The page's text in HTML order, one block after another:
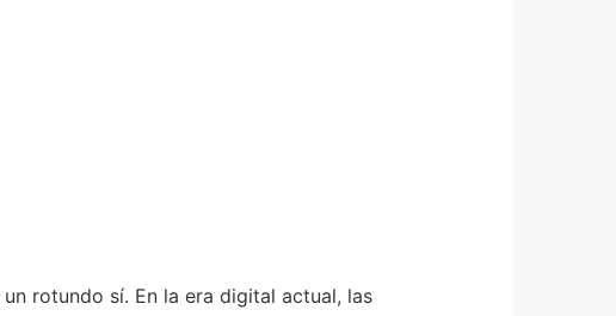
rotundo sí. En la era digital actual, las